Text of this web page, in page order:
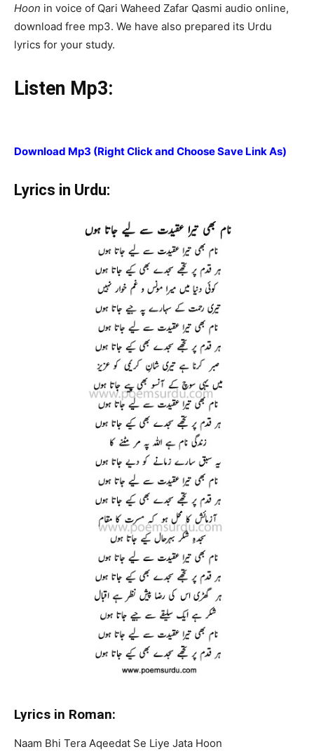
Hoon in voice of Qari Waheed Zafar Qasmi audio online,
download free mp3. We have also prepared its Urdu
lyrics for your study.
Listen Mp3:
Download Mp3 (Right Click and Choose Save Link As)
Lyrics in Urdu:
Lyrics in Roman:
Naam Bhi Tera Aqeedat Se Liye Jata Hoon